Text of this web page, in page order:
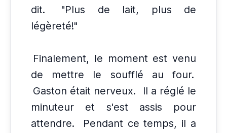
dit.
"Plus de lait, plus de
légèreté!"
Finalement, le moment est venu
de mettre le soufflé au four.
Gaston était nerveux.
Il a réglé le
minuteur et s'est assis pour
attendre.
Pendant ce temps, il a